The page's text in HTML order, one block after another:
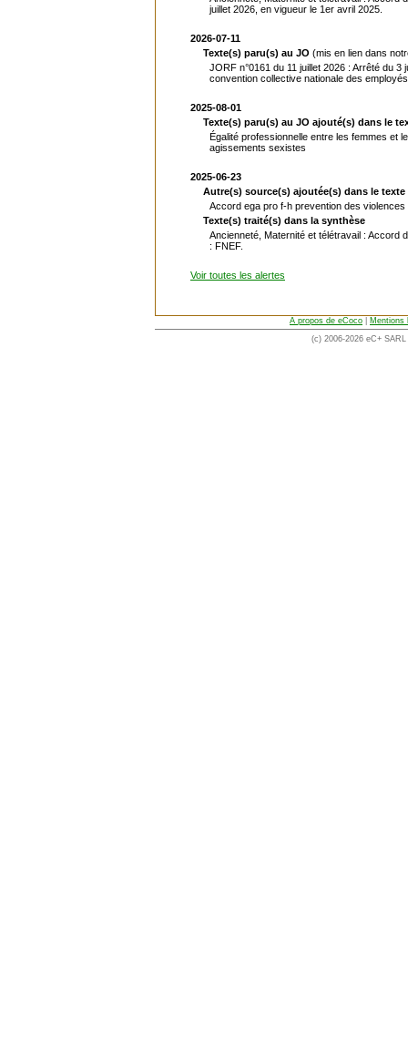
juillet 2026, en vigueur le 1er avril 2025.
2026-07-11
Texte(s) paru(s) au JO (mis en lien dans
JORF n°0161 du 11 juillet 2026 : Arrêté du
convention collective nationale des
2025-08-01
Texte(s) paru(s) au JO ajouté(s) dans le
Égalité professionnelle entre les femmes et
agissements sexistes
2025-06-23
Autre(s) source(s) ajoutée(s) dans le
Accord ega pro f-h prevention des
Texte(s) traité(s) dans la synthèse
Ancienneté, Maternité et télétravail : Accord
: FNEF.
Voir toutes les alertes
A propos de eCoco
Mentions
(c) 2006-2026 eC+